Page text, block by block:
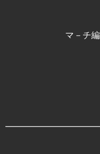
マ－チ編